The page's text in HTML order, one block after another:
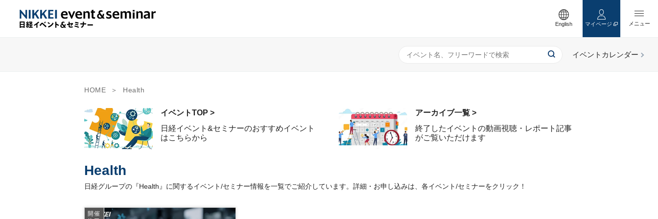
English マイページ
HOME Health
イベントTOP >
日経イベント&セミナーのおすすめイベント
はこちらから
アーカイブ一覧 >
終了したイベントの動画視聴・レポート記事
がご覧いただけます
Health
日経グループの『Health』に関するイベント/セミナー情報を一覧でご紹介しています。詳細・お申し込みは、各イベント/セミナーをクリック！
開催